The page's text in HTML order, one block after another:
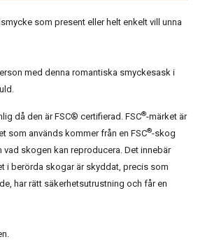
som present eller helt enkelt vill unna
med denna romantiska smyckesask i
då den är FSC® certifierad. FSC®-märket är
som används kommer från en FSC®-skog
vad skogen kan reproducera. Det innebär
i berörda skogar är skyddat, precis som
har rätt säkerhetsutrustning och får en